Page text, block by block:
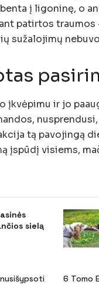
į ligoninę, o
patirtos traumos
sužalojimų
įkvėpimu ir jo
tą pavojingą
įspūdį visiems,
sielą
6 Tomo